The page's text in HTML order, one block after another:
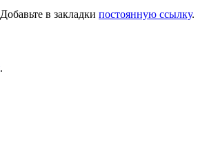
в закладки постоянную ссылку.
.